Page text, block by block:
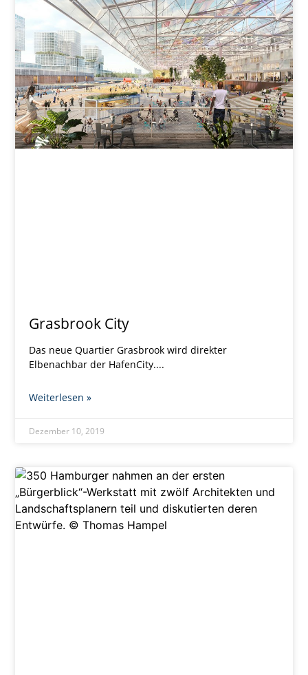
Grasbrook City
Das neue Quartier Grasbrook wird direkter
Elbenachbar der HafenCity.
Weiterlesen »
Dezember 10, 2019